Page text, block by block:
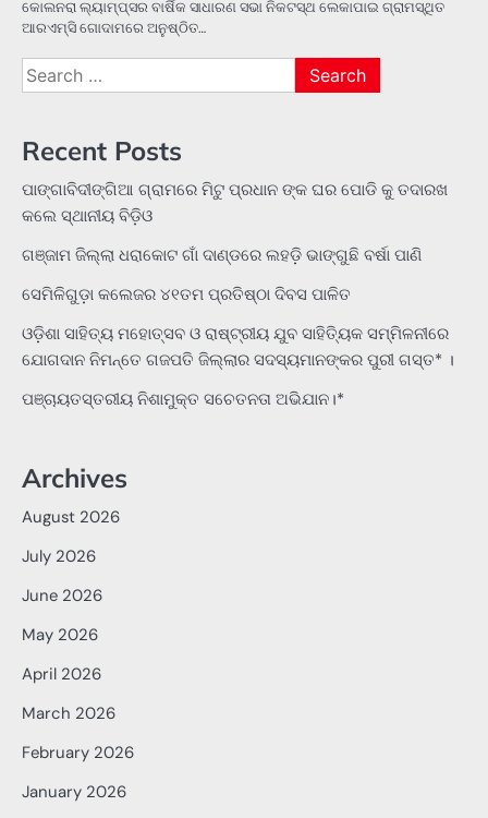
କୋଲନରା ଲ୍ୟାମ୍ପ୍ସର ବାର୍ଷିକ ସାଧାରଣ ସଭା ନିକଟସ୍ଥ ଲେକାପାଇ ଗ୍ରାମସ୍ଥିତ
ଆରଏମ୍‌ସି ଗୋଦାମରେ ଅନୁଷ୍ଠିତ…
Search
for:
Recent Posts
ପାଙ୍ଗାବିଦୀଙ୍ଗିଆ ଗ୍ରାମରେ ମିଟୁ ପ୍ରଧାନ ଙ୍କ ଘର ପୋଡି କୁ ତଦାରଖ
କଲେ ସ୍ଥାନୀୟ ବିଡ଼ିଓ
ଗଞ୍ଜାମ ଜିଲ୍ଲା ଧରାକୋଟ ଗାଁ ଦାଣ୍ଡରେ ଲହଡ଼ି ଭାଙ୍ଗୁଛି ବର୍ଷା ପାଣି
ସେମିଳିଗୁଡ଼ା କଲେଜର ୪୧ତମ ପ୍ରତିଷ୍ଠା ଦିବସ ପାଳିତ
ଓଡ଼ିଶା ସାହିତ୍ୟ ମହୋତ୍ସବ ଓ ରାଷ୍ଟ୍ରୀୟ ଯୁବ ସାହିତ୍ୟିକ ସମ୍ମିଳନୀରେ
ଯୋଗଦାନ ନିମନ୍ତେ ଗଜପତି ଜିଲ୍ଲାର ସଦସ୍ୟମାନଙ୍କର ପୁରୀ ଗସ୍ତ* ।
ପଞ୍ଚାୟତସ୍ତରୀୟ ନିଶାମୁକ୍ତ ସଚେତନତା ଅଭିଯାନ।*
Archives
August 2026
July 2026
June 2026
May 2026
April 2026
March 2026
February 2026
January 2026